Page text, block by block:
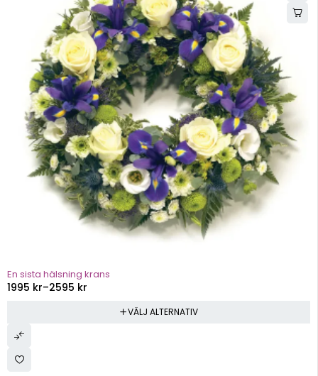
En sista hälsning krans
1995 kr–2595 kr
VÄLJ ALTERNATIV